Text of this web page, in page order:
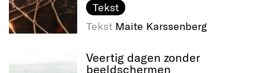
Tekst
Tekst Maite Karssenberg
Veertig dagen zonder
beeldschermen